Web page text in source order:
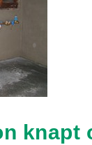
knapt